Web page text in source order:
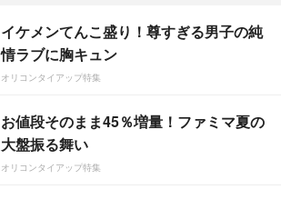
イケメンてんこ盛り！尊すぎる男子の純
情ラブに胸キュン
オリコンタイアップ特集
お値段そのまま45％増量！ファミマ夏の
大盤振る舞い
オリコンタイアップ特集